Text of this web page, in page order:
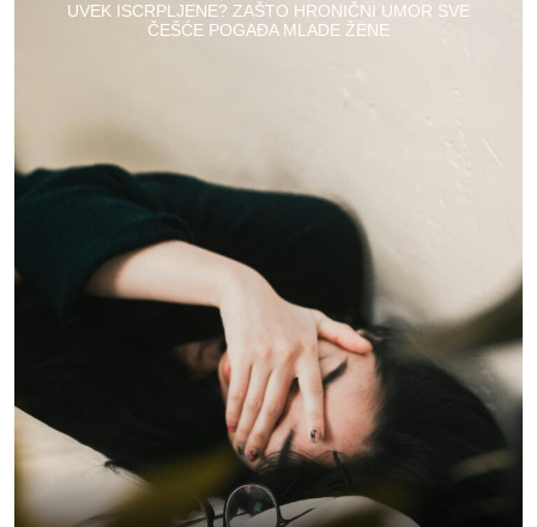
UVEK ISCRPLJENE? ZAŠTO HRONIČNI UMOR SVE
ČEŠĆE POGAĐA MLADE ŽENE